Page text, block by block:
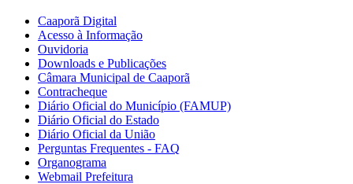
Caaporã Digital
Acesso à Informação
Ouvidoria
Downloads e Publicações
Câmara Municipal de Caaporã
Contracheque
Diário Oficial do Município (FAMUP)
Diário Oficial do Estado
Diário Oficial da União
Perguntas Frequentes - FAQ
Organograma
Webmail Prefeitura